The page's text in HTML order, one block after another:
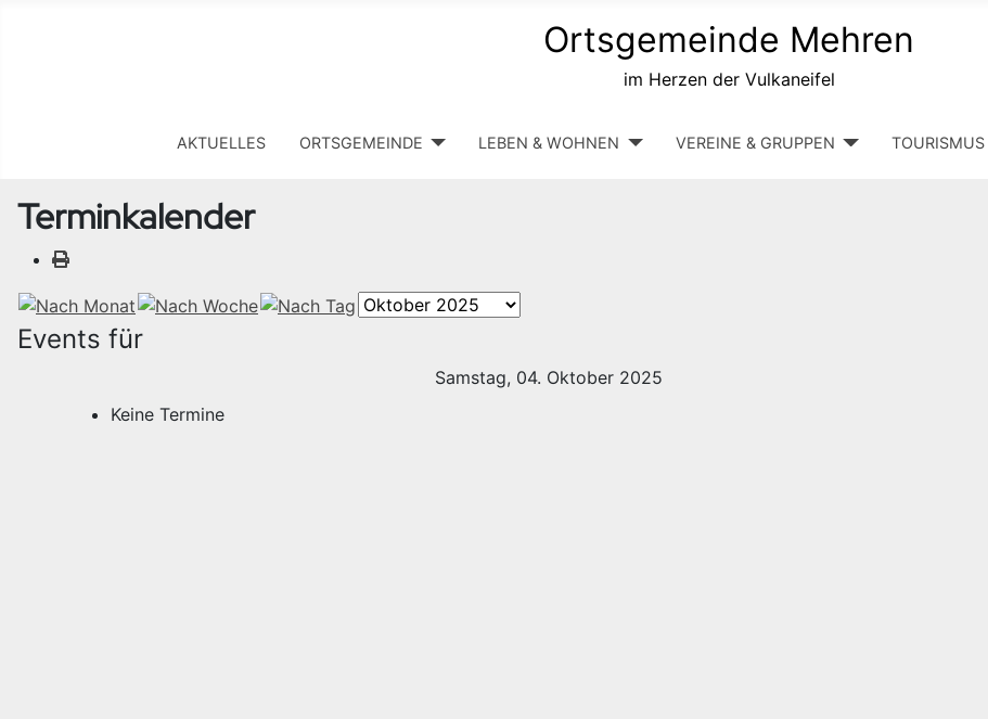
Ortsgemeinde Mehren
im Herzen der Vulkaneifel
AKTUELLES ORTSGEMEINDE LEBEN & WOHNEN VEREINE & GRUPPEN TOURISMUS
Terminkalender
Events für
Samstag, 04. Oktober 2025
Keine Termine